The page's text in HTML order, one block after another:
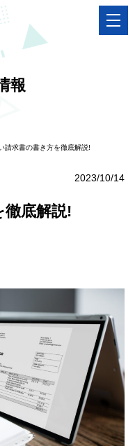
報
請求書の書き方を徹底解説!
2023/10/14
徹底解説!